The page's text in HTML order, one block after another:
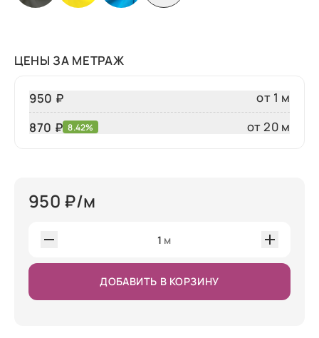
ЦЕНЫ ЗА МЕТРАЖ
950 ₽
от 1 м
870 ₽ 8.42% от 20 м
950 ₽/м
1 м
ДОБАВИТЬ В КОРЗИНУ